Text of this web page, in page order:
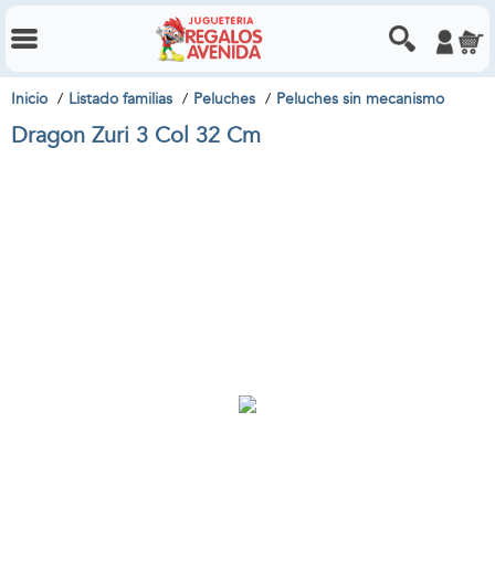
Inicio Listado familias Peluches Peluches sin mecanismo
Dragon Zuri 3 Col 32 Cm